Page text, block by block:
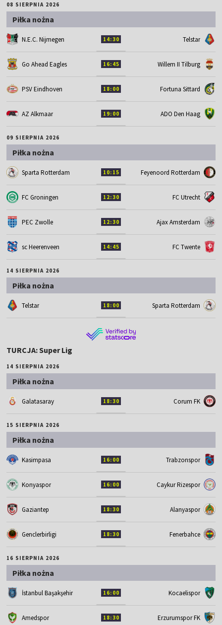
08 SIERPNIA 2026
Piłka nożna
N.E.C. Nijmegen 14:30 Telstar
Go Ahead Eagles 16:45 Willem II Tilburg
PSV Eindhoven 18:00 Fortuna Sittard
AZ Alkmaar 19:00 ADO Den Haag
09 SIERPNIA 2026
Piłka nożna
Sparta Rotterdam 10:15 Feyenoord Rotterdam
FC Groningen 12:30 FC Utrecht
PEC Zwolle 12:30 Ajax Amsterdam
sc Heerenveen 14:45 FC Twente
14 SIERPNIA 2026
Piłka nożna
Telstar 18:00 Sparta Rotterdam
TURCJA: Super Lig
14 SIERPNIA 2026
Piłka nożna
Galatasaray 18:30 Corum FK
15 SIERPNIA 2026
Piłka nożna
Kasimpasa 16:00 Trabzonspor
Konyaspor 16:00 Caykur Rizespor
Gaziantep 18:30 Alanyaspor
Genclerbirligi 18:30 Fenerbahce
16 SIERPNIA 2026
Piłka nożna
İstanbul Başakşehir 16:00 Kocaelispor
Amedspor 18:30 Erzurumspor FK